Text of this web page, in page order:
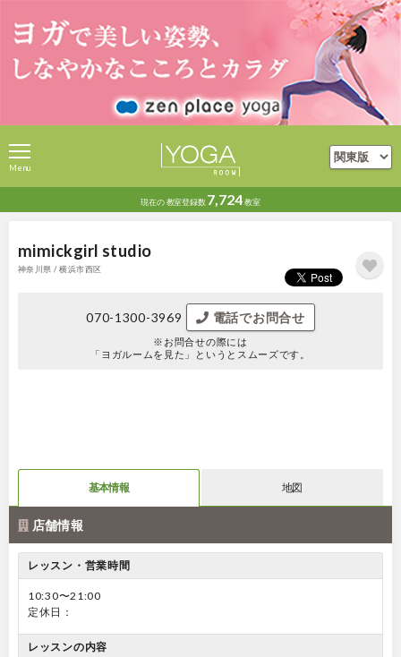
現在の教室登録数 7,724教室
Menu
mimickgirl studio
神奈川県 / 横浜市西区
070-1300-3969 電話でお問合せ
※お問合せの際には
「ヨガルームを見た」というとスムーズです。
基本情報 地図
店舗情報
レッスン・営業時間
10:30〜21:00
定休日：
レッスンの内容